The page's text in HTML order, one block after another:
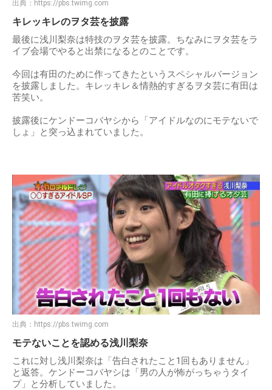
出典： https://pbs.twimg.com
キレッキレのヲタ芸を披露
最後に浅川梨奈は特技のヲタ芸を披露。ちなみにヲタ芸をラ
イブ会場でやると出禁になるとのことです。
今回は有田のために作ってきたというスペシャルバージョン
を披露しました。キレッキレ＆情熱的すぎるヲタ芸に有田は
苦笑い。
披露後にケンドーコバヤシから「アイドルなのにモテないで
しょ」と突っ込まれていました。
出典： https://pbs.twimg.com
モテないことを認める浅川梨奈
これに対し浅川梨奈は「告白されたこと1回もありません」
と返答。ケンドーコバヤシは「男の人が怖がっちゃうタイ
プ」と分析していました。